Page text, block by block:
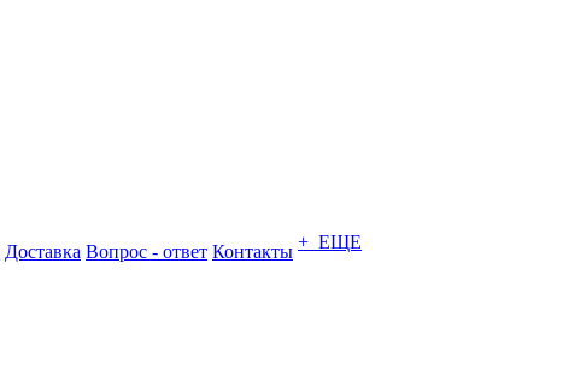
Доставка Вопрос - ответ Контакты + ЕЩЕ